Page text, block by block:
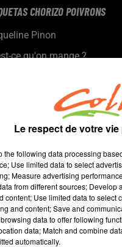
CHORIZO POIVRONS
Pinon
ce qu'on mange ?
Le respect de votre
the following data processing
Use limited data to select
Measure advertising
from different sources;
content; Use limited data to select
and content; Save and
data to offer following
data; Match and combine
automatically.